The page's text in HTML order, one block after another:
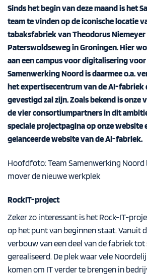
Sinds het begin van deze maand is het
team te vinden op de iconische locatie
tabaksfabriek van Theodorus Niemeyer
Paterswoldseweg in Groningen. Hier
aan een campus voor digitalisering
Samenwerking Noord is daarmee o.a.
het expertisecentrum van de AI-
gevestigd zal zijn. Zoals bekend is onze
de vier consortiumpartners in dit
speciale projectpagina op onze website
gelanceerde website van de AI-fabriek.
Hoofdfoto: Team Samenwerking
mover de nieuwe werkplek
RockIT-project
Zeker zo interessant is het Rock-IT-
op het punt van beginnen staat. Vanuit
verbouw van een deel van de fabriek
gerealiseerd. De plek waar vele
komen om IT verder te brengen in